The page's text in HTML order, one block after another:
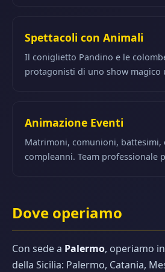
Spettacoli con Animali
Il coniglietto Pandino e le
protagonisti di uno show magico
Animazione Eventi
Matrimoni, comunioni, battesimi,
compleanni. Team professionale
Dove operiamo
Con sede a Palermo, operiamo
della Sicilia: Palermo, Catania,